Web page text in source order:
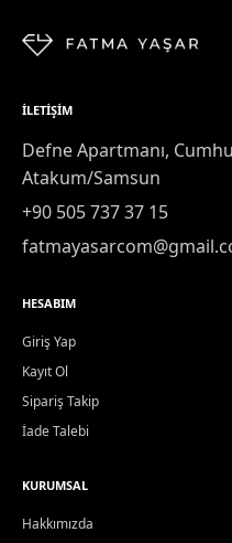
İLETIŞIM
Defne Apartmanı,
Atakum/Samsun
+90 505 737 37 15
HESABIM
Giriş Yap
Kayıt Ol
Sipariş Takip
İade Talebi
KURUMSAL
Hakkımızda